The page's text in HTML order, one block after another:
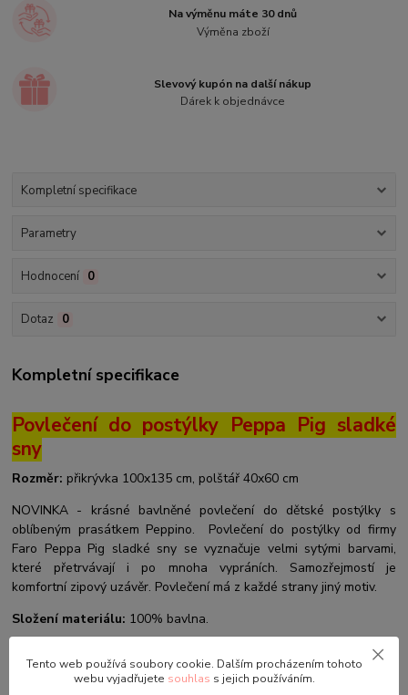
Na výměnu máte 30 dnů
Výměna zboží
Slevový kupón na další nákup
Dárek k objednávce
Kompletní specifikace
Parametry
Hodnocení 0
Dotaz 0
Kompletní specifikace
Povlečení do postýlky Peppa Pig sladké
sny
Rozměr: přikrývka 100x135 cm, polštář 40x60 cm
NOVINKA - krásné bavlněné povlečení do dětské postýlky s
oblíbeným prasátkem Peppino. Povlečení do postýlky od firmy
Faro Peppa Pig sladké sny se vyznačuje velmi sytými barvami,
které přetrvávají i po mnoha vypráních. Samozřejmostí je
komfortní zipový uzávěr. Povlečení má z každé strany jiný motiv.
Složení materiálu: 100% bavlna.
nabízíme i další
produkty, které se budou líbit Vám i Vašim dětem.
Tento web používá soubory cookie. Dalším procházením tohoto
webu vyjadřujete souhlas s jejich používáním.